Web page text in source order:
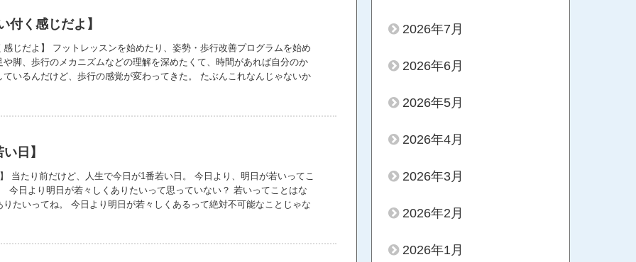
付く感じだよ】
じだよ】 フットレッスンを始めたり、姿勢・歩行改善プログラムを始め
や脚、歩行のメカニズムなどの理解を深めたくて、時間があれば自分のか
ているんだけど、歩行の感覚が変わってきた。 たぶんこれなんじゃないか
覚にはまだならないから、まだまだ伸びしろがあるんだけど、足が変化し
みんなにも経験して欲しいな、この感覚。 自分の足で一生歩いて欲しい
日】
当たり前だけど、人生で今日が1番若い日。 今日より、明日が若いってこ
今日より明日が若々しくありたいって思っていない？ 若いってことはな
たいってね。 今日より明日が若々しくあるって絶対不可能なことじゃな
に行けばいいけど、筋力の衰えや、ホルモンバランスを整える・・・なん
2026年7月
2026年6月
2026年5月
2026年4月
2026年3月
2026年2月
2026年1月